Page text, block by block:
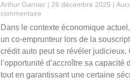
Arthur Garnier 26 décembre 2025
commentaire
Dans le contexte économique
un co-emprunteur lors de la
crédit auto peut se révéler judicieux.
l’opportunité d’accroître sa capacité
tout en garantissant une certaine